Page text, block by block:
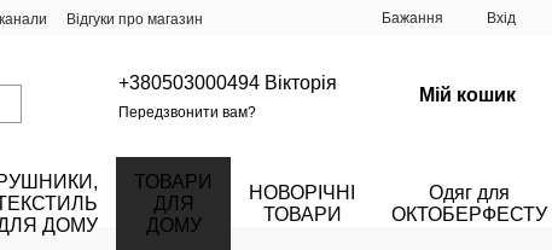
Відгуки про магазин Бажання Вхід
+380503000494 Вікторія
Передзвонити вам?
Мій кошик
ДОМУ
ТОВАРИ
ДЛЯ
ДОМУ
НОВОРІЧНІ
ТОВАРИ
Одяг для
ОКТОБЕРФЕСТУ